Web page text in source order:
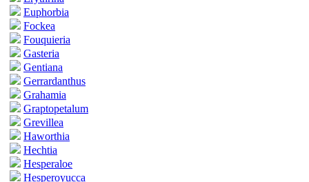
Euphorbia
Fockea
Fouquieria
Gasteria
Gentiana
Gerrardanthus
Grahamia
Graptopetalum
Grevillea
Haworthia
Hechtia
Hesperaloe
Hesperoyucca